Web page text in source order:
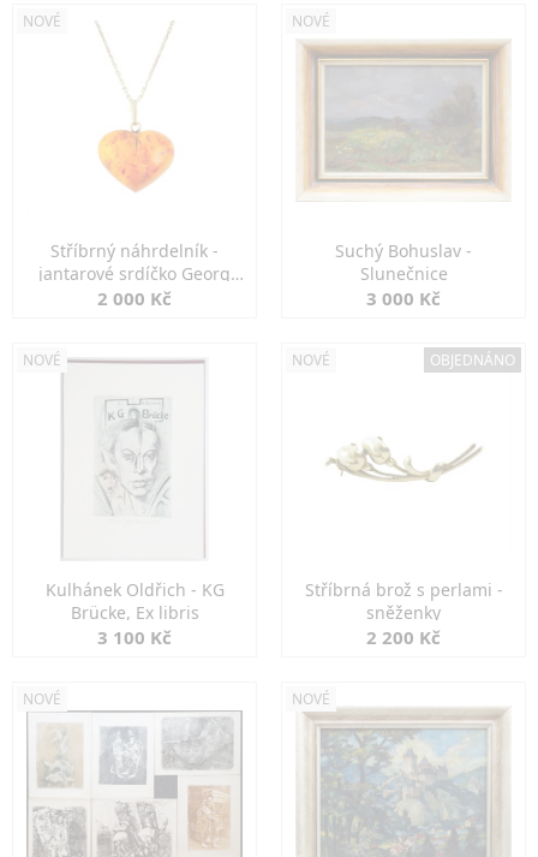
NOVÉ
Stříbrný náhrdelník -
jantarové srdíčko Georg
Kramer
2 000 Kč
NOVÉ
Suchý Bohuslav -
Slunečnice
3 000 Kč
NOVÉ
Kulhánek Oldřich - KG
Brücke, Ex libris
3 100 Kč
NOVÉ OBJEDNÁNO
Stříbrná brož s perlami -
sněženky
2 200 Kč
NOVÉ NOVÉ